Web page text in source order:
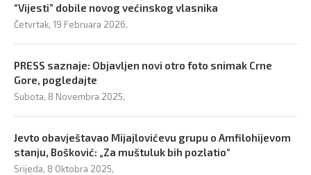
“Vijesti” dobile novog većinskog vlasnika
Četvrtak, 19 Februara 2026,
PRESS saznaje: Objavljen novi otro foto snimak Crne
Gore, pogledajte
Subota, 8 Novembra 2025,
Jevto obavještavao Mijajlovićevu grupu o Amfilohijevom
stanju, Bošković: „Za muštuluk bih pozlatio“
Srijeda, 8 Oktobra 2025,